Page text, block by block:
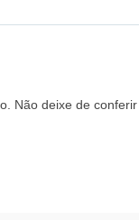
Não deixe de